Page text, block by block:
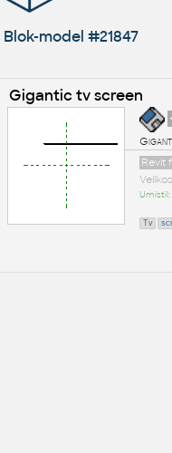
Blok-model #21847
Gigantic tv screen
Revit
Umístil:
Tv